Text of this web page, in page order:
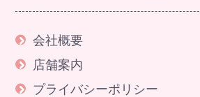
会社概要
店舗案内
プライバシーポリシー